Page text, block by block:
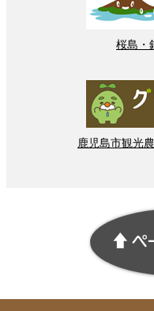
桜島 ・
鹿児島市観光